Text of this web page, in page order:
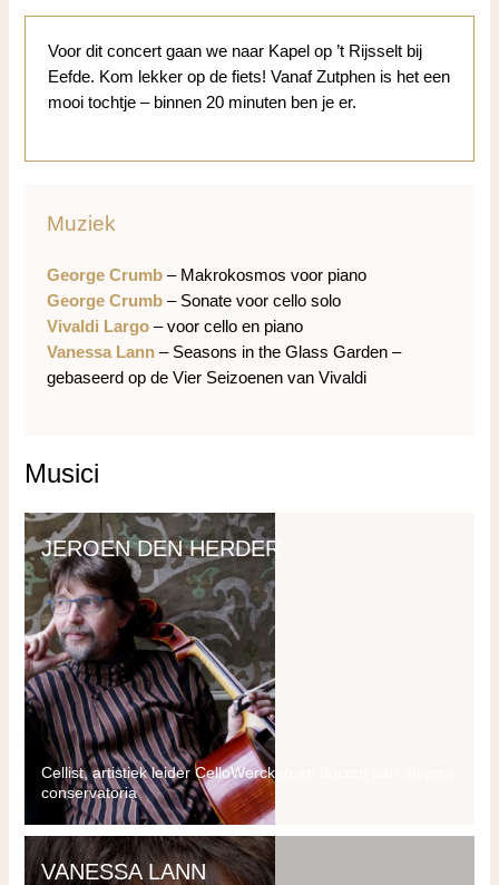
Voor dit concert gaan we naar Kapel op ’t Rijsselt bij
Eefde. Kom lekker op de fiets! Vanaf Zutphen is het een
mooi tochtje – binnen 20 minuten ben je er.
Muziek
George Crumb – Makrokosmos voor piano
George Crumb – Sonate voor cello solo
Vivaldi Largo – voor cello en piano
Vanessa Lann – Seasons in the Glass Garden –
gebaseerd op de Vier Seizoenen van Vivaldi
Musici
JEROEN DEN HERDER
Cellist, artistiek leider CelloWercken en docent aan diverse
conservatoria
VANESSA LANN